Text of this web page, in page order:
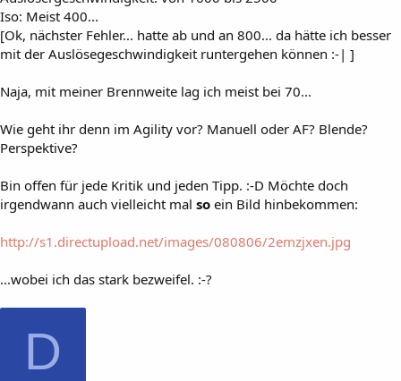
Iso: Meist 400...
[Ok, nächster Fehler... hatte ab und an 800... da hätte ich besser
mit der Auslösegeschwindigkeit runtergehen können :-| ]
Naja, mit meiner Brennweite lag ich meist bei 70...
Wie geht ihr denn im Agility vor? Manuell oder AF? Blende?
Perspektive?
Bin offen für jede Kritik und jeden Tipp. :-D Möchte doch
irgendwann auch vielleicht mal so ein Bild hinbekommen:
http://s1.directupload.net/images/080806/2emzjxen.jpg
...wobei ich das stark bezweifel. :-?
D